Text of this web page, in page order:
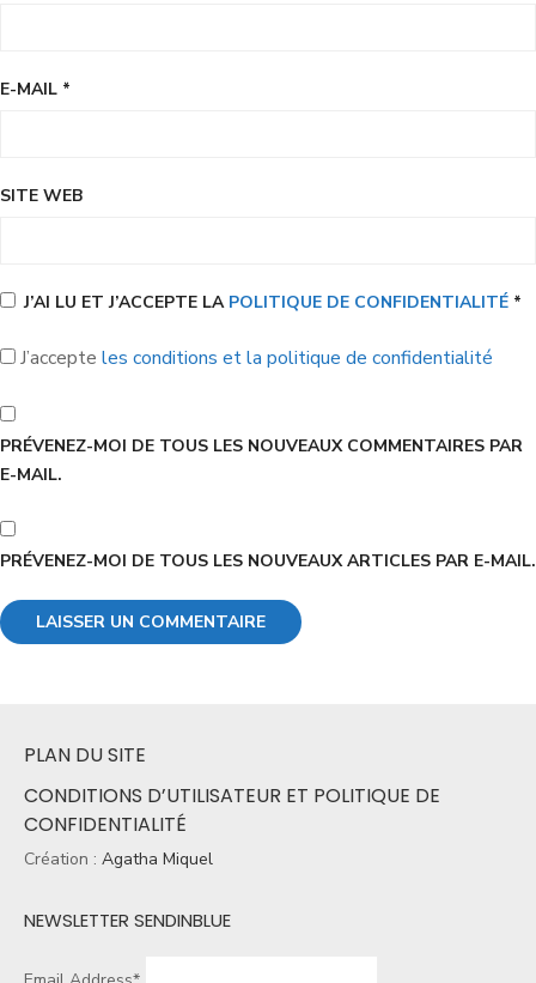
E-MAIL *
SITE WEB
J’AI LU ET J’ACCEPTE LA POLITIQUE DE CONFIDENTIALITÉ *
J’accepte les conditions et la politique de confidentialité
PRÉVENEZ-MOI DE TOUS LES NOUVEAUX COMMENTAIRES PAR
E-MAIL.
PRÉVENEZ-MOI DE TOUS LES NOUVEAUX ARTICLES PAR E-MAIL.
PLAN DU SITE
CONDITIONS D’UTILISATEUR ET POLITIQUE DE
CONFIDENTIALITÉ
Création : Agatha Miquel
NEWSLETTER SENDINBLUE